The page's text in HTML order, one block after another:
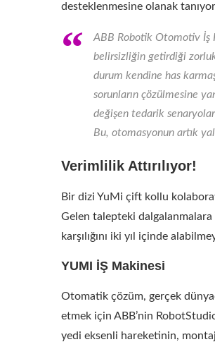
desteklenmesine olanak
ABB Robotik Otomotiv İş
belirsizliğin getirdiği
durum kendine has
sorunların çözülmesine
değişen tedarik
Bu, otomasyonun artık
Verimlilik Attırılıyor!
Bir dizi YuMi çift kollu
Gelen talepteki dalgalanmalara
karşılığını iki yıl içinde
YUMI İŞ Makinesi
Otomatik çözüm, gerçek
etmek için ABB’nin
yedi eksenli hareketinin,